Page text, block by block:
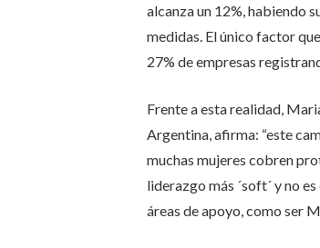
alcanza un 12%, habiendo
medidas. El único factor
27% de empresas
Frente a esta realidad,
Argentina, afirma: “este
muchas mujeres cobren
liderazgo más ´soft´ y no
áreas de apoyo, como ser